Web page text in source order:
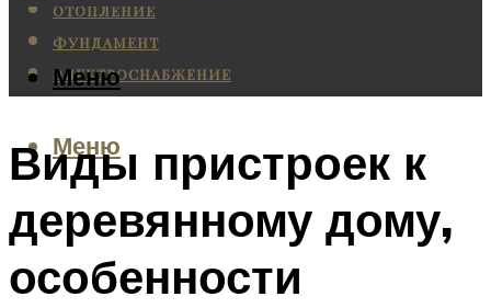
ОТОПЛЕНИЕ
ФУНДАМЕНТ
ЭЛЕКТРОСНАБЖЕНИЕ
Меню
Меню
Виды пристроек к
деревянному дому,
особенности